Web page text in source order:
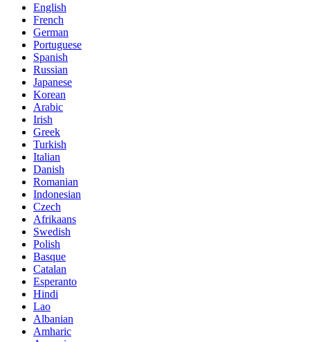
English
French
German
Portuguese
Spanish
Russian
Japanese
Korean
Arabic
Irish
Greek
Turkish
Italian
Danish
Romanian
Indonesian
Czech
Afrikaans
Swedish
Polish
Basque
Catalan
Esperanto
Hindi
Lao
Albanian
Amharic